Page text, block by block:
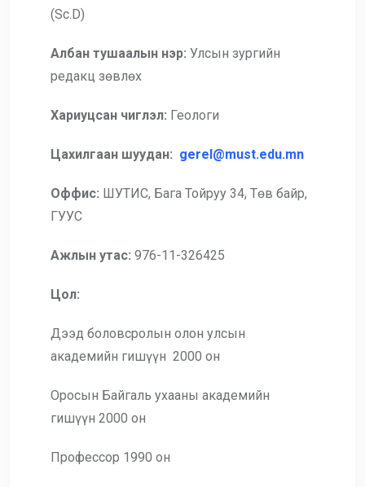
(Sc.D)
Албан тушаалын нэр: Улсын зургийн
редакц зөвлөх
Хариуцсан чиглэл: Геологи
Цахилгаан шуудан: gerel@must.edu.mn
Оффис: ШУТИС, Бага Тойруу 34, Төв байр,
ГУУС
Ажлын утас: 976-11-326425
Цол:
Дээд боловсролын олон улсын
академийн гишүүн 2000 он
Оросын Байгаль ухааны академийн
гишүүн 2000 он
Профессор 1990 он